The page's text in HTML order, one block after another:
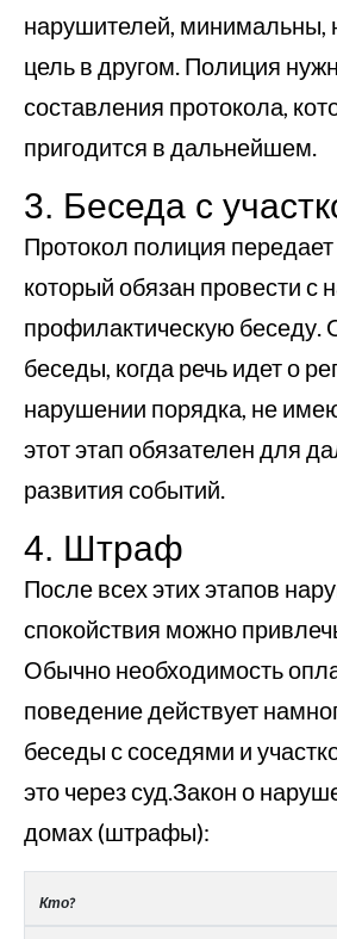
нарушителей, минимальны,
цель в другом. Полиция
составления протокола,
пригодится в дальнейшем.
3. Беседа с
Протокол полиция передает
который обязан провести с
профилактическую беседу.
беседы, когда речь идет о
нарушении порядка, не
этот этап обязателен для
развития событий.
4. Штраф
После всех этих этапов
спокойствия можно
Обычно необходимость
поведение действует
беседы с соседями и
это через суд.Закон о
домах (штрафы):
Кто?